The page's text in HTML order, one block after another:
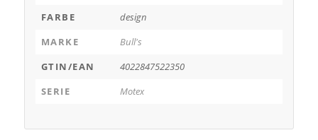
FARBE
design
MARKE
Bull's
GTIN/EAN
4022847522350
SERIE
Motex